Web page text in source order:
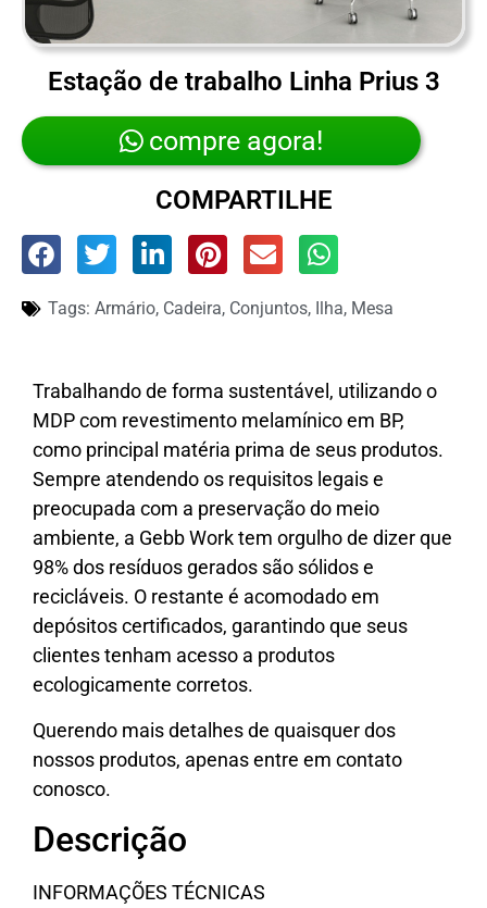
Estação de trabalho Linha Prius 3
compre agora!
COMPARTILHE
Tags: Armário, Cadeira, Conjuntos, Ilha, Mesa
Trabalhando de forma sustentável, utilizando o
MDP com revestimento melamínico em BP,
como principal matéria prima de seus produtos.
Sempre atendendo os requisitos legais e
preocupada com a preservação do meio
ambiente, a Gebb Work tem orgulho de dizer que
98% dos resíduos gerados são sólidos e
recicláveis. O restante é acomodado em
depósitos certificados, garantindo que seus
clientes tenham acesso a produtos
ecologicamente corretos.
Querendo mais detalhes de quaisquer dos
nossos produtos, apenas entre em contato
conosco.
Descrição
INFORMAÇÕES TÉCNICAS